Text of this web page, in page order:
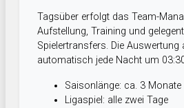
Tagsüber erfolgt das Team-
Aufstellung, Training und
Spielertransfers. Die Auswertung
automatisch jede Nacht um
Saisonlänge: ca. 3 Monate
Ligaspiel: alle zwei Tage